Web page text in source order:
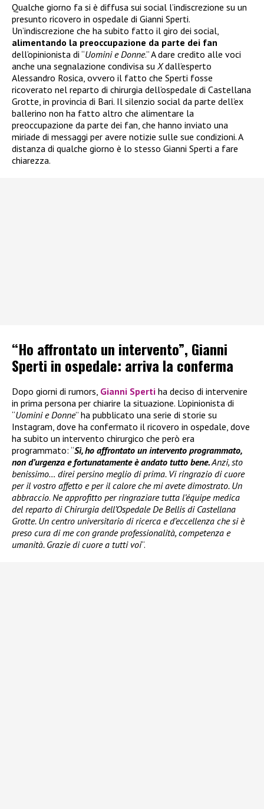
Qualche giorno fa si è diffusa sui social l’indiscrezione su un
presunto ricovero in ospedale di Gianni Sperti.
Un’indiscrezione che ha subito fatto il giro dei social,
alimentando la preoccupazione da parte dei fan
dell’opinionista di “Uomini e Donne.” A dare credito alle voci
anche una segnalazione condivisa su Xdall’esperto
Alessandro Rosica, ovvero il fatto che Sperti fosse
ricoverato nel reparto di chirurgia dell’ospedale di Castellana
Grotte, in provincia di Bari. Il silenzio social da parte dell’ex
ballerino non ha fatto altro che alimentare la
preoccupazione da parte dei fan, che hanno inviato una
miriade di messaggi per avere notizie sulle sue condizioni. A
distanza di qualche giorno è lo stesso Gianni Sperti a fare
chiarezza.
“Ho affrontato un intervento”, Gianni
Sperti in ospedale: arriva la conferma
Dopo giorni di rumors, Gianni Sperti ha deciso di intervenire
in prima persona per chiarire la situazione. L’opinionista di
“Uomini e Donne” ha pubblicato una serie di storie su
Instagram, dove ha confermato il ricovero in ospedale, dove
ha subito un intervento chirurgico che però era
programmato: “Sì, ho affrontato un intervento programmato,
non d’urgenza e fortunatamente è andato tutto bene.Anzi, sto
benissimo… direi persino meglio di prima. Vi ringrazio di cuore
per il vostro affetto e per il calore che mi avete dimostrato. Un
abbraccio. Ne approfitto per ringraziare tutta l’équipe medica
del reparto di Chirurgia dell’Ospedale De Bellis di Castellana
Grotte. Un centro universitario di ricerca e d’eccellenza che si è
preso cura di me con grande professionalità, competenza e
umanità. Grazie di cuore a tutti voi“.